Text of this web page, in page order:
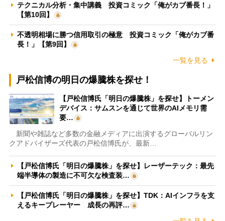
テクニカル分析・集中講義 投資コミック「俺がカブ番長！」
【第10回】
不透明相場に勝つ信用取引の極意 投資コミック「俺がカブ番
長！」【第9回】
一覧を見る
戸松信博の明日の爆騰株を探せ！
【戸松信博氏「明日の爆騰株」を探せ】トーメン
デバイス：サムスンを通じて世界のAIメモリ需
要…
新聞や雑誌など多数の金融メディアに出演するグローバルリン
クアドバイザーズ代表の戸松信博氏が、最新…
【戸松信博氏「明日の爆騰株」を探せ】レーザーテック：最先
端半導体の製造に不可欠な検査装…
【戸松信博氏「明日の爆騰株」を探せ】TDK：AIインフラを支
えるキープレーヤー 成長の再評…